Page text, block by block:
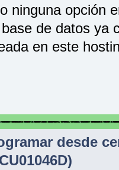
ninguna opción
de datos ya
en este
desde